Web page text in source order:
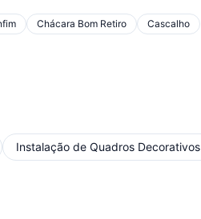
Chácara Bom Retiro Cascalho
Instalação de Quadros Decorativos